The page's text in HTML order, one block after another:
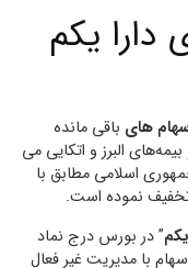
یکم
های باقی مانده
البرز و اتکایی می
اسلامی مطابق با
” در بورس درج نماد
با مدیریت غیر فعال